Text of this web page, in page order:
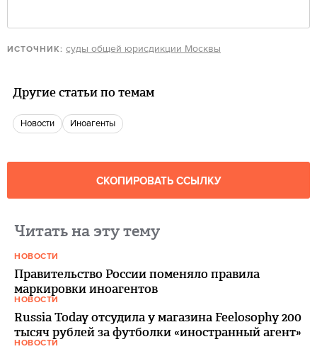
ИСТОЧНИК: суды общей юрисдикции Москвы
Другие статьи по темам
новости иноагенты
СКОПИРОВАТЬ ССЫЛКУ
Читать на эту тему
НОВОСТИ
Правительство России поменяло правила
маркировки иноагентов
НОВОСТИ
Russia Today отсудила у магазина Feelosophy 200
тысяч рублей за футболки «иностранный агент»
НОВОСТИ